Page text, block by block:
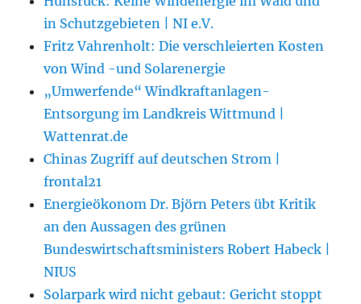
in Schutzgebieten | NI e.V.
Fritz Vahrenholt: Die verschleierten Kosten
von Wind -und Solarenergie
„Umwerfende“ Windkraftanlagen-
Entsorgung im Landkreis Wittmund |
Wattenrat.de
Chinas Zugriff auf deutschen Strom |
frontal21
Energieökonom Dr. Björn Peters übt Kritik
an den Aussagen des grünen
Bundeswirtschaftsministers Robert Habeck |
NIUS
Solarpark wird nicht gebaut: Gericht stoppt